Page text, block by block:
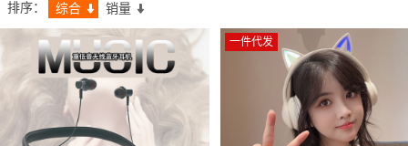
排序： 综合 销量
一件代发